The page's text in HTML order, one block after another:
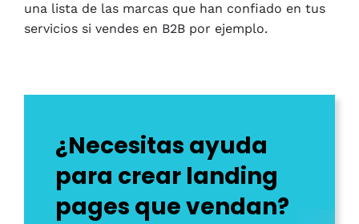
una lista de las marcas que han confiado en tus
servicios si vendes en B2B por ejemplo.
¿Necesitas ayuda
para crear landing
pages que vendan?